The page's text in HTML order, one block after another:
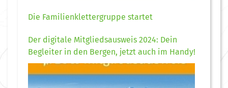
Die Familienklettergruppe startet
Der digitale Mitgliedsausweis 2024: Dein
Begleiter in den Bergen, jetzt auch im Handy!